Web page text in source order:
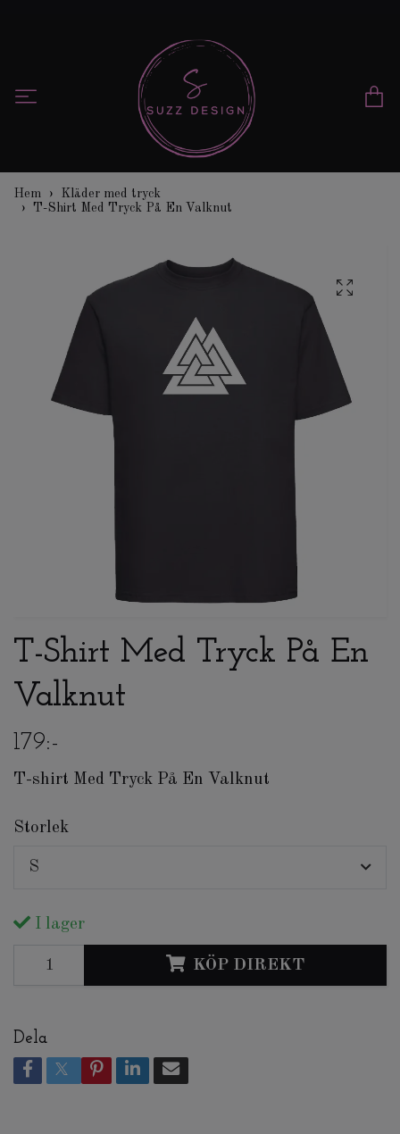
Hem
Kläder med tryck
T-Shirt Med Tryck På En Valknut
T-Shirt Med Tryck På En
Valknut
179:-
T-shirt Med Tryck På En Valknut
Storlek
S
I lager
KÖP DIREKT
Dela